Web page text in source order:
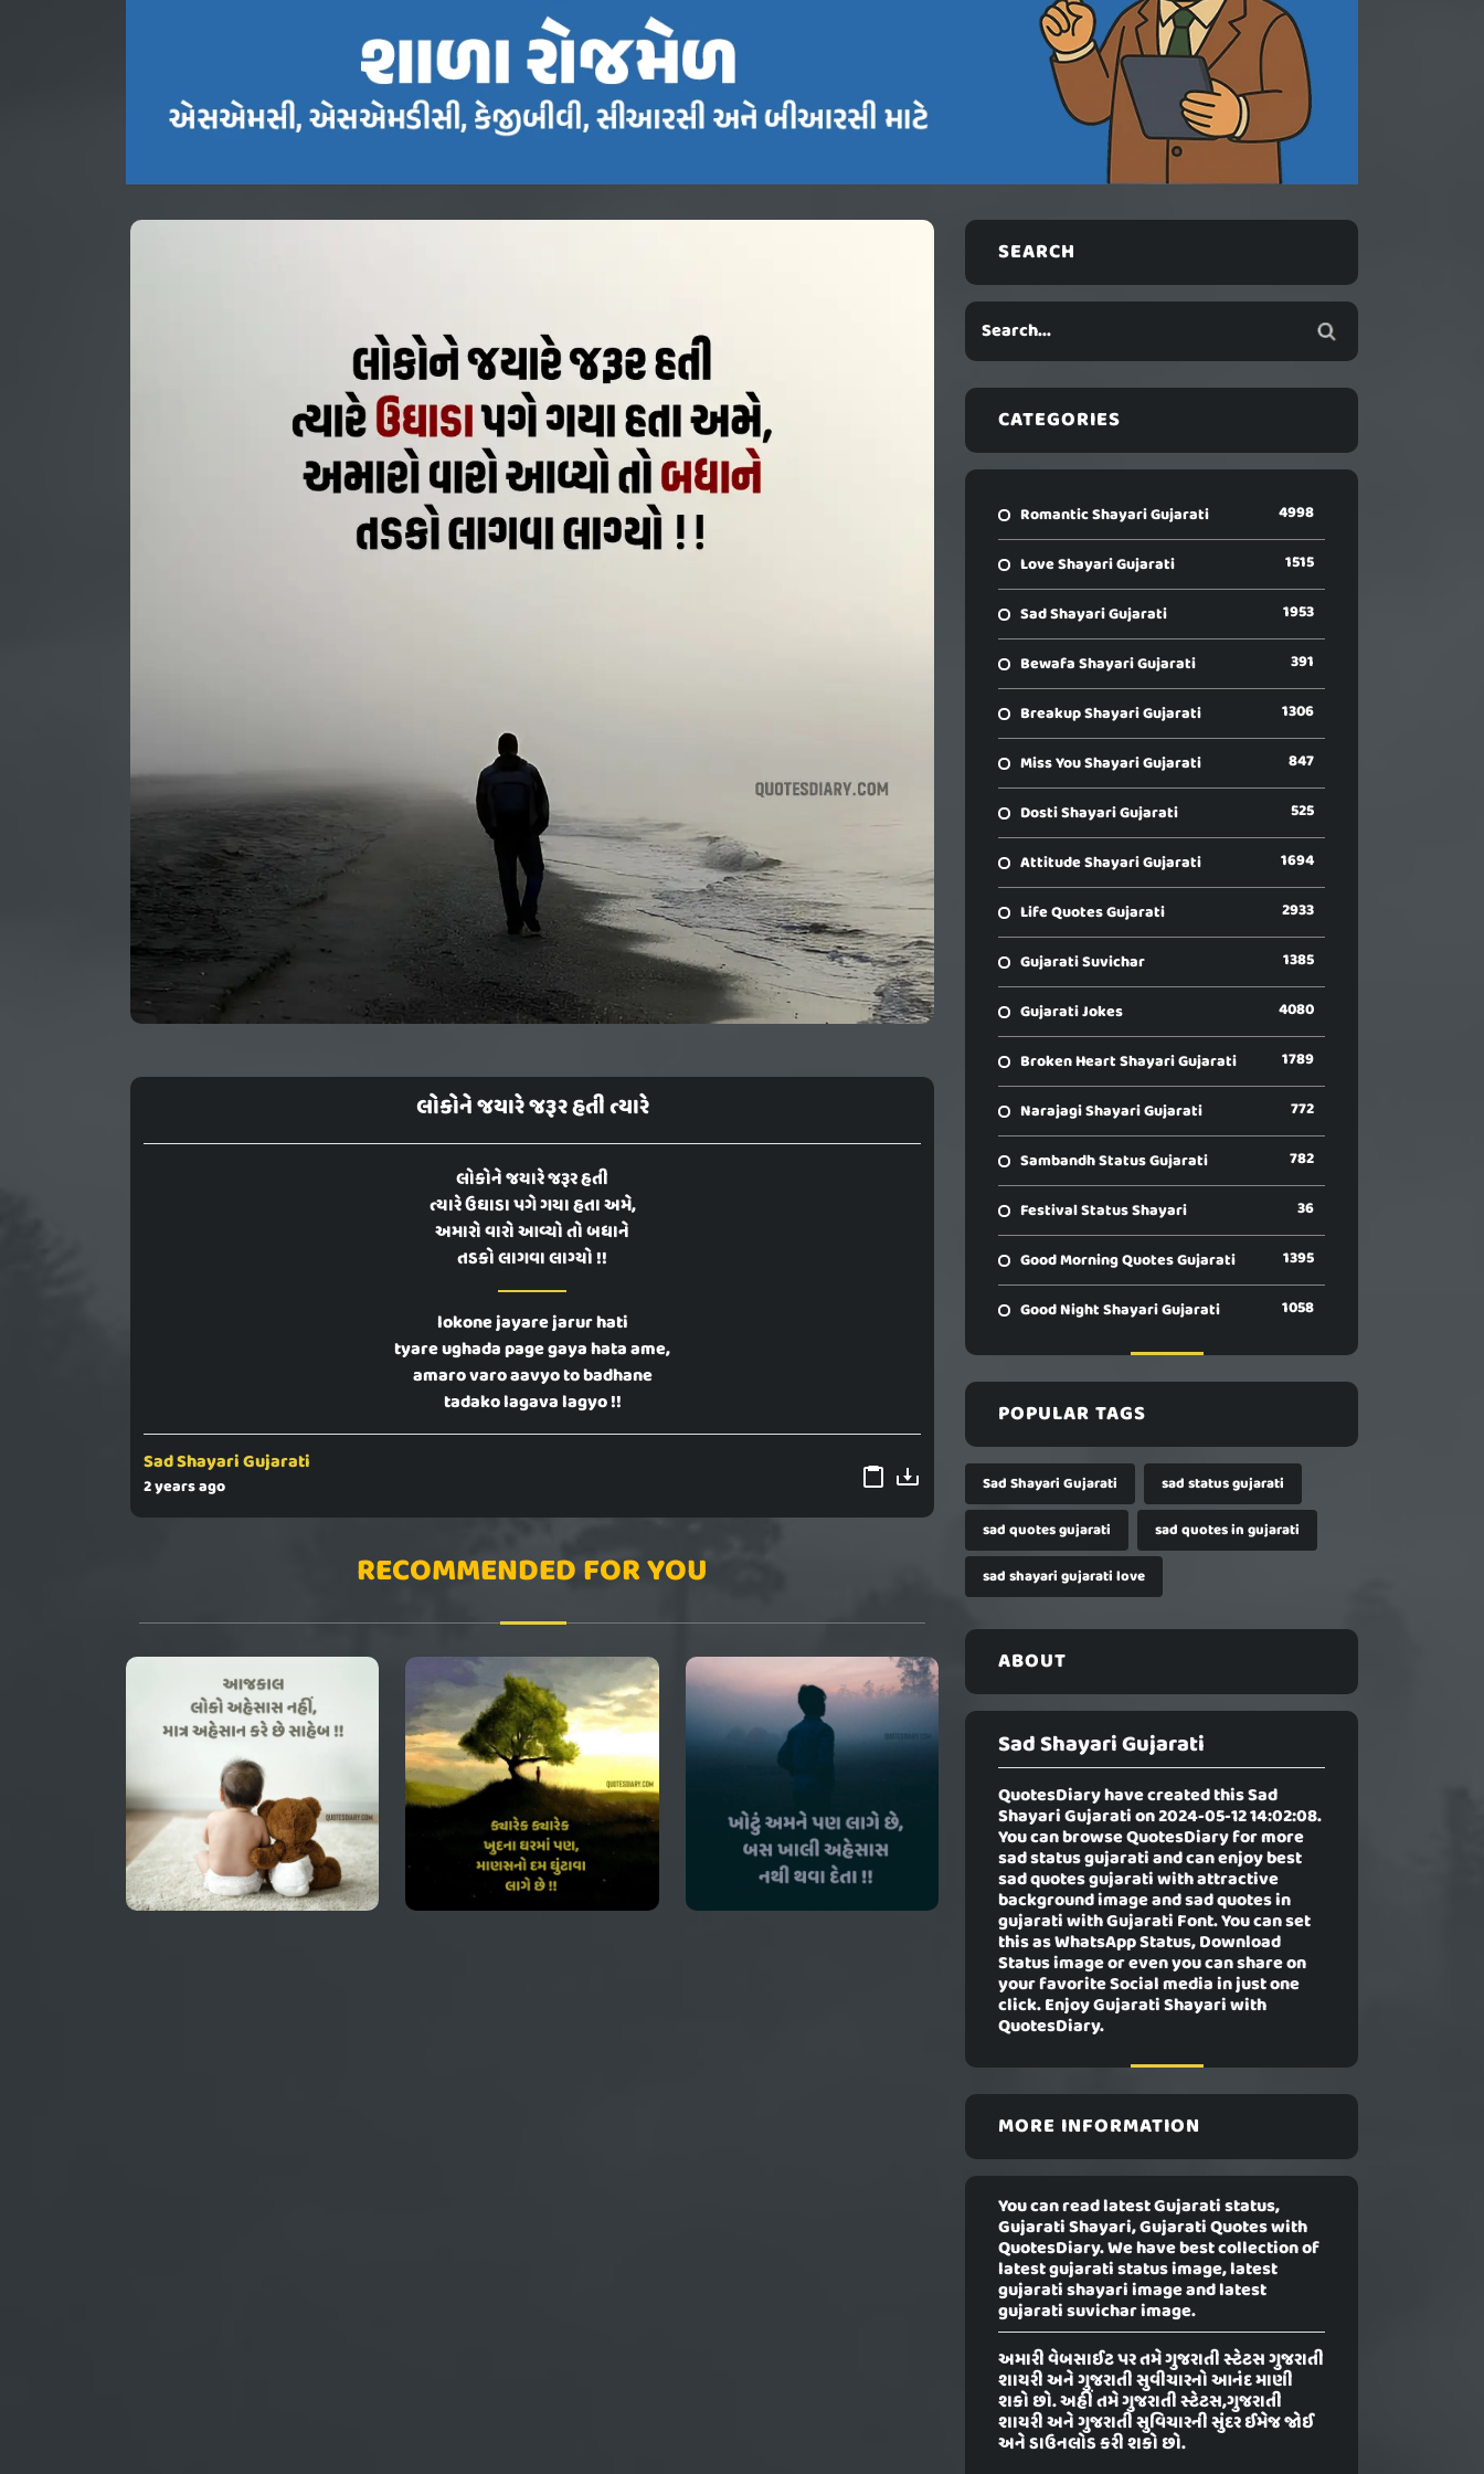
લોકોને જયારે જરૂર હતી ત્યારે
લોકોને જયારે જરૂર હતી
ત્યારે ઉઘાડા પગે ગયા હતા અમે,
અમારો વારો આવ્યો તો બધાને
તડકો લાગવા લાગ્યો !!
lokone jayare jarur hati
tyare ughada page gaya hata ame,
amaro varo aavyo to badhane
tadako lagava lagyo !!
Sad Shayari Gujarati
2 years ago
RECOMMENDED FOR YOU
SEARCH
CATEGORIES
Romantic Shayari Gujarati 4998
Love Shayari Gujarati 1515
Sad Shayari Gujarati 1953
Bewafa Shayari Gujarati 391
Breakup Shayari Gujarati 1306
Miss You Shayari Gujarati 847
Dosti Shayari Gujarati 525
Attitude Shayari Gujarati 1694
Life Quotes Gujarati 2933
Gujarati Suvichar 1385
Gujarati Jokes 4080
Broken Heart Shayari Gujarati 1789
Narajagi Shayari Gujarati 772
Sambandh Status Gujarati 782
Festival Status Shayari 36
Good Morning Quotes Gujarati 1395
Good Night Shayari Gujarati 1058
POPULAR TAGS
Sad Shayari Gujarati
sad status gujarati
sad quotes gujarati
sad quotes in gujarati
sad shayari gujarati love
ABOUT
Sad Shayari Gujarati
QuotesDiary have created thisSad
Shayari Gujaration 2024-05-12 14:02:08.
You can browse QuotesDiary for more
sad status gujarati and can enjoy best
sad quotes gujarati with attractive
background image and sad quotes in
gujarati with Gujarati Font. You can set
this as WhatsApp Status, Download
Status image or even you can share on
your favorite Social media in just one
click. Enjoy Gujarati Shayari with
QuotesDiary.
MORE INFORMATION
You can read latest Gujarati status,
Gujarati Shayari, Gujarati Quotes with
QuotesDiary. We have best collection of
latest gujarati status image, latest
gujarati shayari image and latest
gujarati suvichar image.
અમારી વેબસાઈટ પર તમે ગુજરાતી સ્ટેટસ ગુજરાતી
શાયરી અને ગુજરાતી સુવીચારનો આનંદ માણી
શકો છો. અહીં તમે ગુજરાતી સ્ટેટસ,ગુજરાતી
શાયરી અને ગુજરાતી સુવિચારની સુંદર ઈમેજ જોઈ
અને ડાઉનલોડ કરી શકો છો.